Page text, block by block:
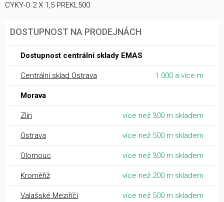
CYKY-O 2 X 1,5 PREKL500
DOSTUPNOST NA PRODEJNÁCH
Dostupnost centrální sklady EMAS
Centrální sklad Ostrava 1 000 a více m
Morava
Zlín více než 300 m skladem
Ostrava více než 500 m skladem
Olomouc více než 300 m skladem
Kroměříž více než 200 m skladem
Valašské Meziříčí více než 500 m skladem